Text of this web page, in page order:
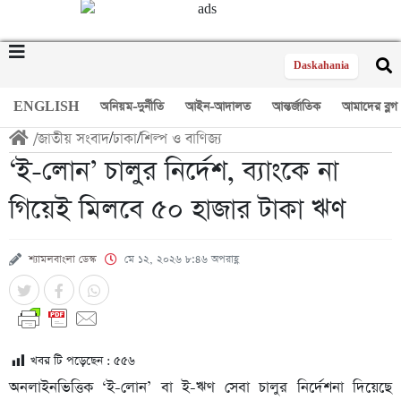
Daskahania
ENGLISH অনিয়ম-দুর্নীতি আইন-আদালত আন্তর্জাতিক আমাদের ব্লগ
/জাতীয় সংবাদ/ঢাকা/শিল্প ও বাণিজ্য
‘ই-লোন’ চালুর নির্দেশ, ব্যাংকে না
গিয়েই মিলবে ৫০ হাজার টাকা ঋণ
শ্যামলবাংলা ডেস্ক মে ১২, ২০২৬ ৮:৪৬ অপরাহ্ণ
খবর টি পড়েছেন : ৫৫৬
অনলাইনভিত্তিক ‘ই-লোন’ বা ই-ঋণ সেবা চালুর নির্দেশনা দিয়েছে